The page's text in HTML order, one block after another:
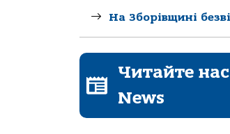
На Зборівщині
Читайте
News